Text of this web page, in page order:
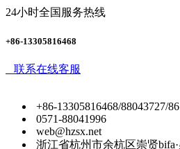
24小时全国服务热线
+86-13305816468
联系在线客服
+86-13305816468/88043727/
0571-88041996
web@hzsx.net
浙江省杭州市余杭区崇贤